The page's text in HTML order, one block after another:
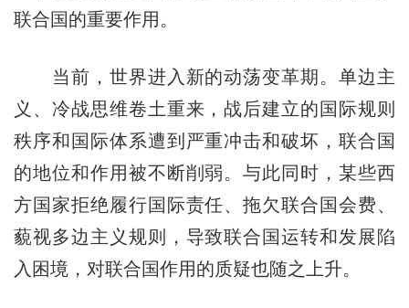
联合国的重要作用。
当前，世界进入新的动荡变革期。单边主
义、冷战思维卷土重来，战后建立的国际规则
秩序和国际体系遭到严重冲击和破坏，联合国
的地位和作用被不断削弱。与此同时，某些西
方国家拒绝履行国际责任、拖欠联合国会费、
藐视多边主义规则，导致联合国运转和发展陷
入困境，对联合国作用的质疑也随之上升。